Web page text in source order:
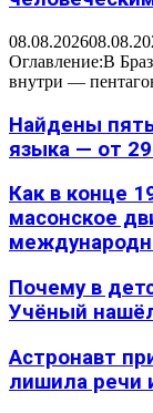
08.08.2026
Оглавление:В
внутри —
Найдены
языка — от
Как в конце
масонское
Почему в
Учёный
Астронавт
лишила речи